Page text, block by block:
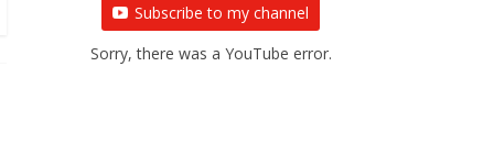
Subscribe to my channel
Sorry, there was a YouTube error.